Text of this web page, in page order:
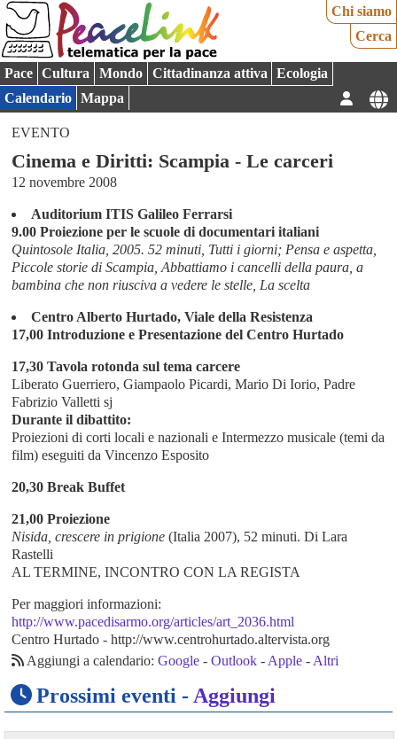
Chi siamo
Cerca
Pace Cultura Mondo Cittadinanza attiva
Ecologia
Calendario
Mappa
EVENTO
Cinema e Diritti: Scampia - Le carceri
12 novembre 2008
Auditorium ITIS Galileo Ferrarsi
9.00 Proiezione per le scuole di documentari italiani
Quintosole Italia, 2005. 52 minuti, Tutti i giorni; Pensa e aspetta,
Piccole storie di Scampia, Abbattiamo i cancelli della paura, a
bambina che non riusciva a vedere le stelle, La scelta
Centro Alberto Hurtado, Viale della Resistenza
17,00 Introduzione e Presentazione del Centro Hurtado
17,30 Tavola rotonda sul tema carcere
Liberato Guerriero, Giampaolo Picardi, Mario Di Iorio, Padre
Fabrizio Valletti sj
Durante il dibattito:
Proiezioni di corti locali e nazionali e Intermezzo musicale (temi da
film) eseguiti da Vincenzo Esposito
20,30 Break Buffet
21,00 Proiezione
Nisida, crescere in prigione(Italia 2007), 52 minuti. Di Lara
Rastelli
AL TERMINE, INCONTRO CON LA REGISTA
Per maggiori informazioni:
http://www.pacedisarmo.org/articles/art_2036.html
Centro Hurtado - http://www.centrohurtado.altervista.org
Aggiungi a calendario: Google- Outlook- Apple- Altri
Prossimi eventi - Aggiungi